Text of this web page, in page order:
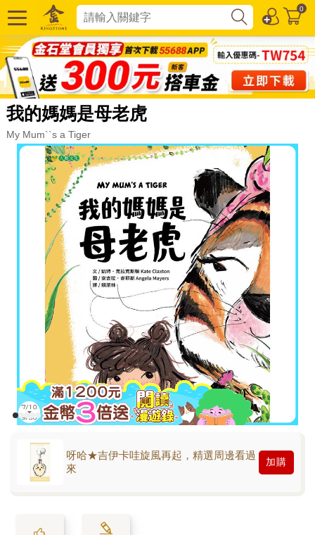
0
我的媽媽是母老虎
My Mum``s a Tiger
呀哈★吉伊卡哇旋風再起，精選周邊看過
來
加購